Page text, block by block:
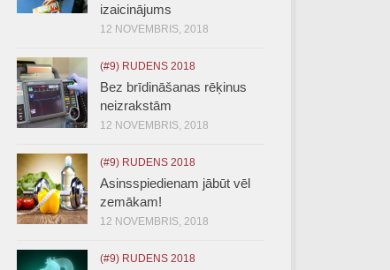
izaicinājums
12 NOVEMBRIS, 2018
(#9) RUDENS 2018
Bez brīdināšanas rēķinus
neizrakstām
12 NOVEMBRIS, 2018
(#9) RUDENS 2018
Asinsspiedienam jābūt vēl
zemākam!
12 NOVEMBRIS, 2018
(#9) RUDENS 2018